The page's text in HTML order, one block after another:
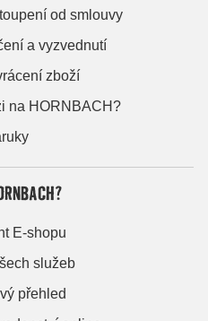
od smlouvy
a vyzvednutí
zboží
na HORNBACH?
E-shopu
služeb
přehled